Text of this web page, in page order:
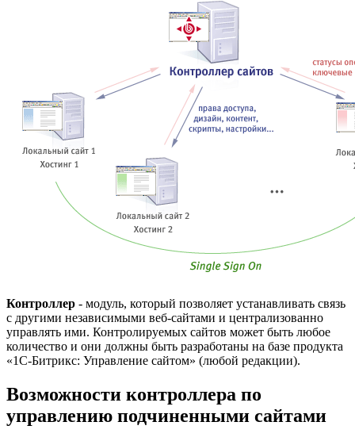
Контроллер - модуль, который позволяет устанавливать связь
с другими независимыми веб-сайтами и централизованно
управлять ими. Контролируемых сайтов может быть любое
количество и они должны быть разработаны на базе продукта
«1С-Битрикс: Управление сайтом» (любой редакции).
Возможности контроллера по
управлению подчиненными сайтами